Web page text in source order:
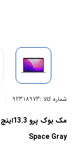
شماره کالا :92318973
Space Gray